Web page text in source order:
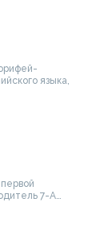
языка,
7-А…